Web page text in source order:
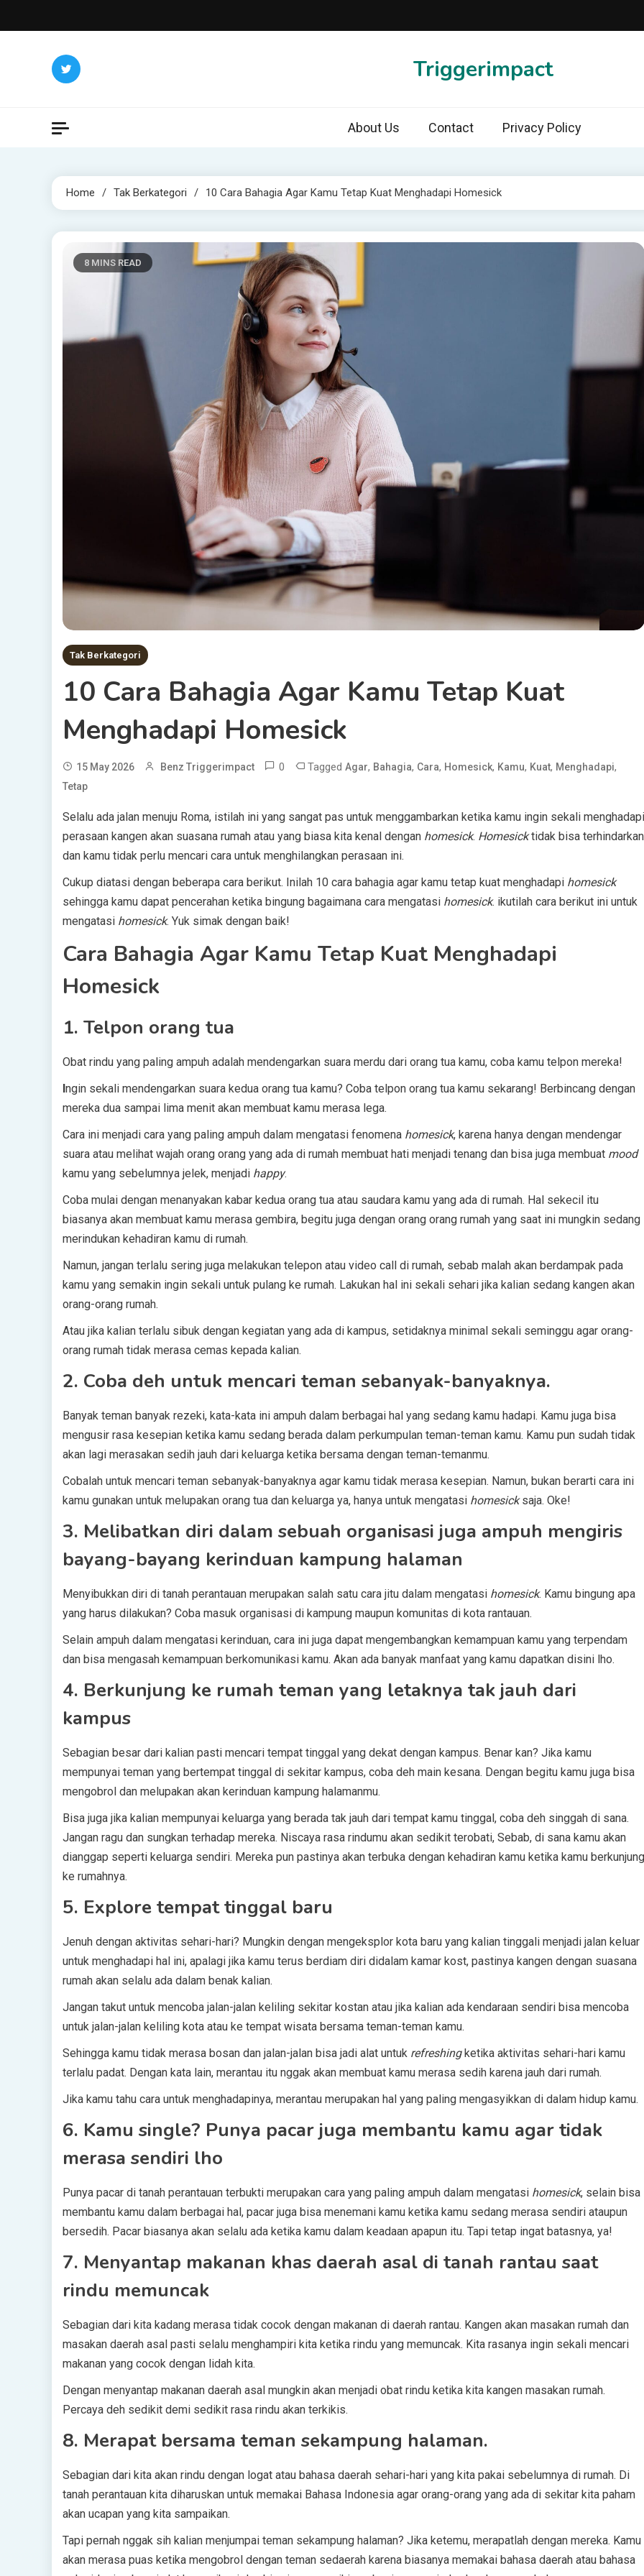
to
Triggerimpact
About Us Contact Privacy Policy
Home Tak Berkategori 10 Cara Bahagia Agar Kamu Tetap Kuat Menghadapi Homesick
8 MINS READ
Tak Berkategori
10 Cara Bahagia Agar Kamu Tetap Kuat
Menghadapi Homesick
15 May 2026 Benz Triggerimpact 0 Tagged Agar, Bahagia, Cara, Homesick, Kamu, Kuat, Menghadapi,
Tetap
Selalu ada jalan menuju Roma, istilah ini yang sangat pas untuk menggambarkan ketika kamu ingin sekali menghadapi
perasaan kangen akan suasana rumah atau yang biasa kita kenal dengan homesick. Homesicktidak bisa terhindarkan
dan kamu tidak perlu mencari cara untuk menghilangkan perasaan ini.
Cukup diatasi dengan beberapa cara berikut. Inilah 10 cara bahagia agar kamu tetap kuat menghadapi homesick
sehingga kamu dapat pencerahan ketika bingung bagaimana cara mengatasi homesick. ikutilah cara berikut ini untuk
mengatasi homesick. Yuk simak dengan baik!
Cara Bahagia Agar Kamu Tetap Kuat Menghadapi
Homesick
1. Telpon orang tua
Obat rindu yang paling ampuh adalah mendengarkan suara merdu dari orang tua kamu, coba kamu telpon mereka!
Ingin sekali mendengarkan suara kedua orang tua kamu? Coba telpon orang tua kamu sekarang! Berbincang dengan
mereka dua sampai lima menit akan membuat kamu merasa lega.
Cara ini menjadi cara yang paling ampuh dalam mengatasi fenomena homesick, karena hanya dengan mendengar
suara atau melihat wajah orang orang yang ada di rumah membuat hati menjadi tenang dan bisa juga membuat mood
kamu yang sebelumnya jelek, menjadi happy.
Coba mulai dengan menanyakan kabar kedua orang tua atau saudara kamu yang ada di rumah. Hal sekecil itu
biasanya akan membuat kamu merasa gembira, begitu juga dengan orang orang rumah yang saat ini mungkin sedang
merindukan kehadiran kamu di rumah.
Namun, jangan terlalu sering juga melakukan telepon atau video call di rumah, sebab malah akan berdampak pada
kamu yang semakin ingin sekali untuk pulang ke rumah. Lakukan hal ini sekali sehari jika kalian sedang kangen akan
orang-orang rumah.
Atau jika kalian terlalu sibuk dengan kegiatan yang ada di kampus, setidaknya minimal sekali seminggu agar orang-
orang rumah tidak merasa cemas kepada kalian.
2. Coba deh untuk mencari teman sebanyak-banyaknya.
Banyak teman banyak rezeki, kata-kata ini ampuh dalam berbagai hal yang sedang kamu hadapi. Kamu juga bisa
mengusir rasa kesepian ketika kamu sedang berada dalam perkumpulan teman-teman kamu. Kamu pun sudah tidak
akan lagi merasakan sedih jauh dari keluarga ketika bersama dengan teman-temanmu.
Cobalah untuk mencari teman sebanyak-banyaknya agar kamu tidak merasa kesepian. Namun, bukan berarti cara ini
kamu gunakan untuk melupakan orang tua dan keluarga ya, hanya untuk mengatasi homesicksaja. Oke!
3. Melibatkan diri dalam sebuah organisasi juga ampuh mengiris
bayang-bayang kerinduan kampung halaman
Menyibukkan diri di tanah perantauan merupakan salah satu cara jitu dalam mengatasi homesick. Kamu bingung apa
yang harus dilakukan? Coba masuk organisasi di kampung maupun komunitas di kota rantauan.
Selain ampuh dalam mengatasi kerinduan, cara ini juga dapat mengembangkan kemampuan kamu yang terpendam
dan bisa mengasah kemampuan berkomunikasi kamu. Akan ada banyak manfaat yang kamu dapatkan disini lho.
4. Berkunjung ke rumah teman yang letaknya tak jauh dari
kampus
Sebagian besar dari kalian pasti mencari tempat tinggal yang dekat dengan kampus. Benar kan? Jika kamu
mempunyai teman yang bertempat tinggal di sekitar kampus, coba deh main kesana. Dengan begitu kamu juga bisa
mengobrol dan melupakan akan kerinduan kampung halamanmu.
Bisa juga jika kalian mempunyai keluarga yang berada tak jauh dari tempat kamu tinggal, coba deh singgah di sana.
Jangan ragu dan sungkan terhadap mereka. Niscaya rasa rindumu akan sedikit terobati, Sebab, di sana kamu akan
dianggap seperti keluarga sendiri. Mereka pun pastinya akan terbuka dengan kehadiran kamu ketika kamu berkunjung
ke rumahnya.
5. Explore tempat tinggal baru
Jenuh dengan aktivitas sehari-hari? Mungkin dengan mengeksplor kota baru yang kalian tinggali menjadi jalan keluar
untuk menghadapi hal ini, apalagi jika kamu terus berdiam diri didalam kamar kost, pastinya kangen dengan suasana
rumah akan selalu ada dalam benak kalian.
Jangan takut untuk mencoba jalan-jalan keliling sekitar kostan atau jika kalian ada kendaraan sendiri bisa mencoba
untuk jalan-jalan keliling kota atau ke tempat wisata bersama teman-teman kamu.
Sehingga kamu tidak merasa bosan dan jalan-jalan bisa jadi alat untuk refreshingketika aktivitas sehari-hari kamu
terlalu padat. Dengan kata lain, merantau itu nggak akan membuat kamu merasa sedih karena jauh dari rumah.
Jika kamu tahu cara untuk menghadapinya, merantau merupakan hal yang paling mengasyikkan di dalam hidup kamu.
6. Kamu single? Punya pacar juga membantu kamu agar tidak
merasa sendiri lho
Punya pacar di tanah perantauan terbukti merupakan cara yang paling ampuh dalam mengatasi homesick, selain bisa
membantu kamu dalam berbagai hal, pacar juga bisa menemani kamu ketika kamu sedang merasa sendiri ataupun
bersedih. Pacar biasanya akan selalu ada ketika kamu dalam keadaan apapun itu. Tapi tetap ingat batasnya, ya!
7. Menyantap makanan khas daerah asal di tanah rantau saat
rindu memuncak
Sebagian dari kita kadang merasa tidak cocok dengan makanan di daerah rantau. Kangen akan masakan rumah dan
masakan daerah asal pasti selalu menghampiri kita ketika rindu yang memuncak. Kita rasanya ingin sekali mencari
makanan yang cocok dengan lidah kita.
Dengan menyantap makanan daerah asal mungkin akan menjadi obat rindu ketika kita kangen masakan rumah.
Percaya deh sedikit demi sedikit rasa rindu akan terkikis.
8. Merapat bersama teman sekampung halaman.
Sebagian dari kita akan rindu dengan logat atau bahasa daerah sehari-hari yang kita pakai sebelumnya di rumah. Di
tanah perantauan kita diharuskan untuk memakai Bahasa Indonesia agar orang-orang yang ada di sekitar kita paham
akan ucapan yang kita sampaikan.
Tapi pernah nggak sih kalian menjumpai teman sekampung halaman? Jika ketemu, merapatlah dengan mereka. Kamu
akan merasa puas ketika mengobrol dengan teman sedaerah karena biasanya memakai bahasa daerah atau bahasa